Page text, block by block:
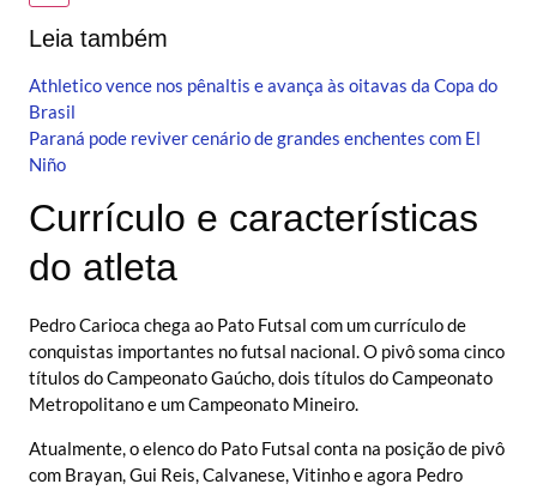
Leia também
Athletico vence nos pênaltis e avança às oitavas da Copa do
Brasil
Paraná pode reviver cenário de grandes enchentes com El
Niño
Currículo e características
do atleta
Pedro Carioca chega ao Pato Futsal com um currículo de
conquistas importantes no futsal nacional. O pivô soma cinco
títulos do Campeonato Gaúcho, dois títulos do Campeonato
Metropolitano e um Campeonato Mineiro.
Atualmente, o elenco do Pato Futsal conta na posição de pivô
com Brayan, Gui Reis, Calvanese, Vitinho e agora Pedro